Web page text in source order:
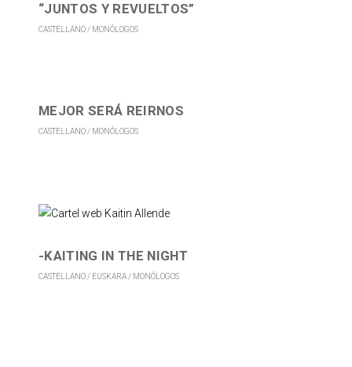
“JUNTOS Y REVUELTOS”
CASTELLANO MONÓLOGOS
MEJOR SERÁ REIRNOS
CASTELLANO MONÓLOGOS
-KAITING IN THE NIGHT
CASTELLANO EUSKARA MONÓLOGOS